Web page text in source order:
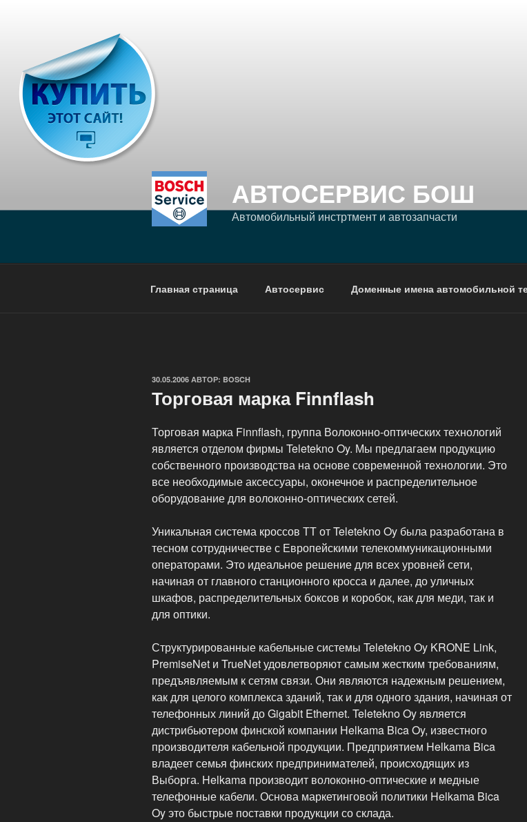
АВТОCЕРВИС БОШ
Автомобильный инстртмент и автозапчасти
Главная страница Автосервис Доменные имена автомобильной
ОПУБЛИКОВАНО
30.05.2006 АВТОР: BOSCH
Торговая марка Finnflash
Торговая марка Finnflash, группа Волоконно-оптических технологий
является отделом фирмы Teletekno Oy. Мы предлагаем продукцию
собственного производства на основе современной технологии. Это
все необходимые аксессуары, оконечное и распределительное
оборудование для волоконно-оптических сетей.
Уникальная система кроссов ТТ от Teletekno Oy была разработана в
тесном сотрудничестве с Европейскими телекоммуникационными
операторами. Это идеальное решение для всех уровней сети,
начиная от главного станционного кросса и далее, до уличных
шкафов, распределительных боксов и коробок, как для меди, так и
для оптики.
Структурированные кабельные системы Teletekno Oy KRONE Link,
PremiseNet и TrueNet удовлетворяют самым жестким требованиям,
предъявляемым к сетям связи. Они являются надежным решением,
как для целого комплекса зданий, так и для одного здания, начиная от
телефонных линий до Gigabit Ethernet. Teletekno Oy является
дистрибьютером финской компании Helkama Bica Oy, известного
производителя кабельной продукции. Предприятием Helkama Bica
владеет семья финских предпринимателей, происходящих из
Выборга. Helkama производит волоконно-оптические и медные
телефонные кабели. Основа маркетинговой политики Helkama Bica
Oy это быстрые поставки продукции со склада.